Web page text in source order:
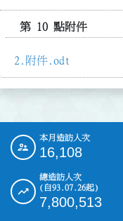
第 10 點附件
附件.odt
::: 本月造訪人次
16,108
總造訪人次
(自93.07.26起)
7,800,513